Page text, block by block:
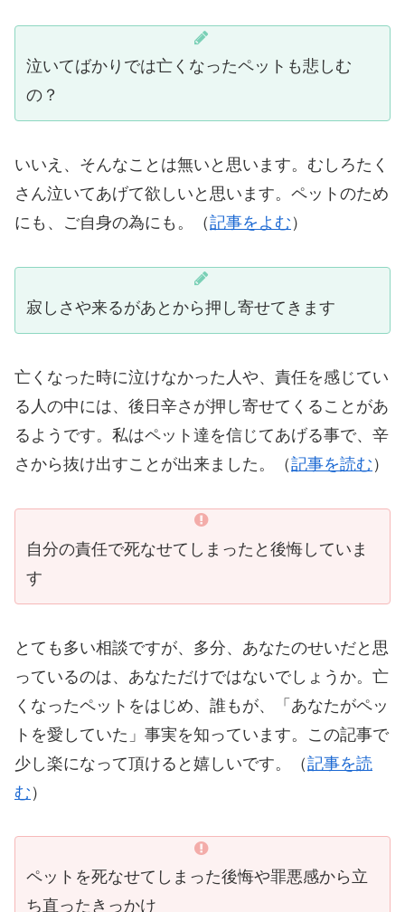
泣いてばかりでは亡くなったペットも悲しむ
の？
いいえ、そんなことは無いと思います。むしろたく
さん泣いてあげて欲しいと思います。ペットのため
にも、ご自身の為にも。（記事をよむ ）
寂しさや来るがあとから押し寄せてきます
亡くなった時に泣けなかった人や、責任を感じてい
る人の中には、後日辛さが押し寄せてくることがあ
るようです。私はペット達を信じてあげる事で、辛
さから抜け出すことが出来ました。（記事を読む ）
自分の責任で死なせてしまったと後悔していま
す
とても多い相談ですが、多分、あなたのせいだと思
っているのは、あなただけではないでしょうか。亡
くなったペットをはじめ、誰もが、「あなたがペッ
トを愛していた」事実を知っています。この記事で
少し楽になって頂けると嬉しいです。（記事を読
む ）
ペットを死なせてしまった後悔や罪悪感から立
ち直ったきっかけ